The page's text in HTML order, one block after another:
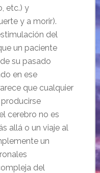
etc.) y
y a morir).
del
un paciente
su pasado
en ese
que cualquier
cerebro no es
allá o un viaje al
un
del